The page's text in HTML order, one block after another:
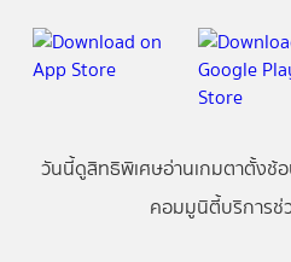
วันนี้ดูสิทธิพิเศษอ่านเกมตาตั้งช้
คอมมูนิตี้บริการช่